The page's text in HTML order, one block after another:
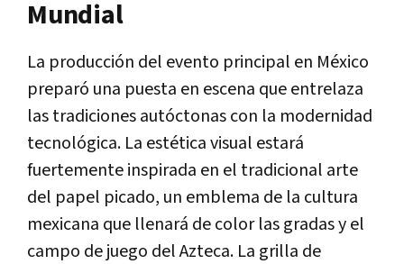
Mundial
La producción del evento principal en México
preparó una puesta en escena que entrelaza
las tradiciones autóctonas con la modernidad
tecnológica. La estética visual estará
fuertemente inspirada en el tradicional arte
del papel picado, un emblema de la cultura
mexicana que llenará de color las gradas y el
campo de juego del Azteca. La grilla de